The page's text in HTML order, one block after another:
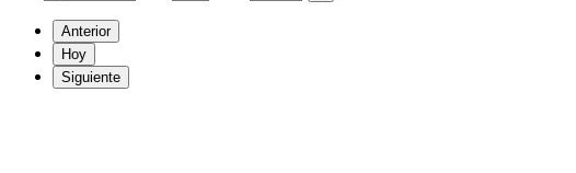
Anterior
Hoy
Siguiente